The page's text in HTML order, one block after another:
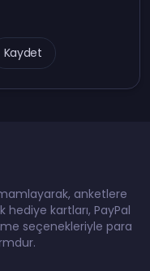
Kaydet
anketlere
kartları, PayPal
seçenekleriyle para